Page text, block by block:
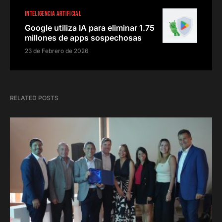
INTELIGENCIA ARTIFICIAL
Google utiliza IA para eliminar 1.75
millones de apps sospechosas
23 de Febrero de 2026
RELATED POSTS